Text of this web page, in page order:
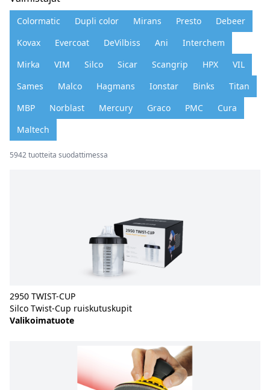
Colormatic Dupli color Mirans Presto
Debeer
Kovax
Evercoat DeVilbiss Ani
Interchem
Mirka
VIM Silco Sicar Scangrip HPX
VIL
Sames
Malco Hagmans Ionstar Binks
Titan
MBP
Norblast Mercury Graco PMC
Cura
Maltech
5942 tuotteita suodattimessa
2950 TWIST-CUP
Silco Twist-Cup ruiskutuskupit
Valikoimatuote